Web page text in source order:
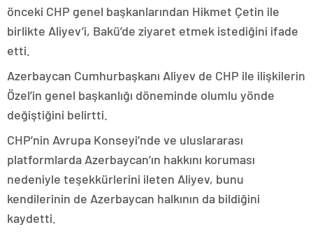
önceki CHP genel başkanlarından Hikmet Çetin ile
birlikte Aliyev’i, Bakü’de ziyaret etmek istediğini ifade
etti.
Azerbaycan Cumhurbaşkanı Aliyev de CHP ile ilişkilerin
Özel’in genel başkanlığı döneminde olumlu yönde
değiştiğini belirtti.
CHP’nin Avrupa Konseyi’nde ve uluslararası
platformlarda Azerbaycan’ın hakkını koruması
nedeniyle teşekkürlerini ileten Aliyev, bunu
kendilerinin de Azerbaycan halkının da bildiğini
kaydetti.